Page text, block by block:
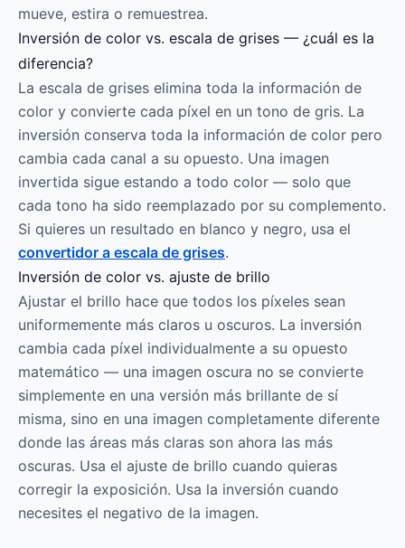
mueve, estira o remuestrea.
Inversión de color vs. escala de grises — ¿cuál es la
diferencia?
La escala de grises elimina toda la información de
color y convierte cada píxel en un tono de gris. La
inversión conserva toda la información de color pero
cambia cada canal a su opuesto. Una imagen
invertida sigue estando a todo color — solo que
cada tono ha sido reemplazado por su complemento.
Si quieres un resultado en blanco y negro, usa el
convertidor a escala de grises.
Inversión de color vs. ajuste de brillo
Ajustar el brillo hace que todos los píxeles sean
uniformemente más claros u oscuros. La inversión
cambia cada píxel individualmente a su opuesto
matemático — una imagen oscura no se convierte
simplemente en una versión más brillante de sí
misma, sino en una imagen completamente diferente
donde las áreas más claras son ahora las más
oscuras. Usa el ajuste de brillo cuando quieras
corregir la exposición. Usa la inversión cuando
necesites el negativo de la imagen.